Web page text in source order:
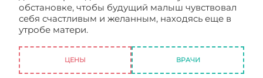
обстановке, чтобы будущий малыш чувствовал
себя счастливым и желанным, находясь еще в
утробе матери.
ЦЕНЫ ВРАЧИ